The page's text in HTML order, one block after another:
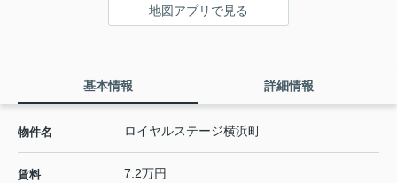
地図アプリで見る
基本情報 詳細情報
物件名 ロイヤルステージ横浜町
賃料 7.2万円